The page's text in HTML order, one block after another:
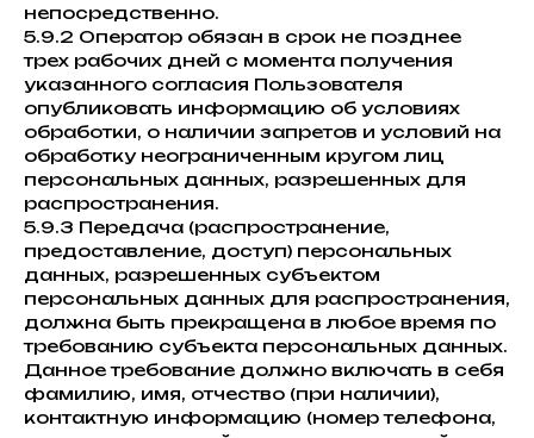
непосредственно.
5.9.2 Оператор обязан в срок не позднее
трех рабочих дней с момента получения
указанного согласия Пользователя
опубликовать информацию об условиях
обработки, о наличии запретов и условий на
обработку неограниченным кругом лиц
персональных данных, разрешенных для
распространения.
5.9.3 Передача (распространение,
предоставление, доступ) персональных
данных, разрешенных субъектом
персональных данных для распространения,
должна быть прекращена в любое время по
требованию субъекта персональных данных.
Данное требование должно включать в себя
фамилию, имя, отчество (при наличии),
контактную информацию (номер телефона,